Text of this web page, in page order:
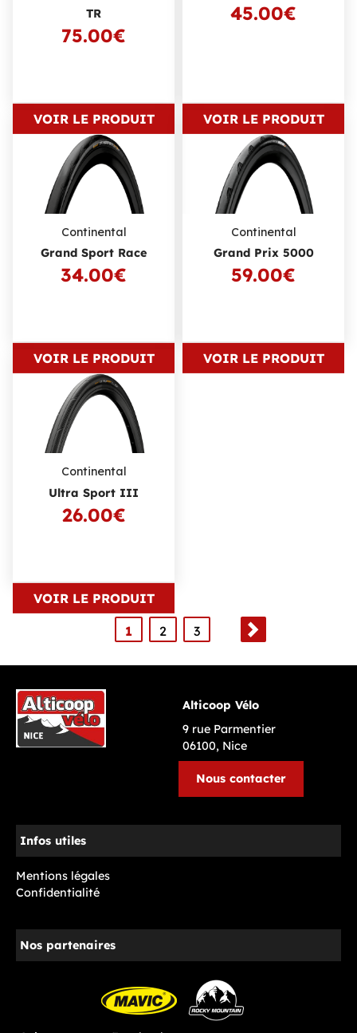
TR
75.00€
VOIR LE PRODUIT
45.00€
VOIR LE PRODUIT
Continental
Grand Sport Race
34.00€
VOIR LE PRODUIT
Continental
Grand Prix 5000
59.00€
VOIR LE PRODUIT
Continental
Ultra Sport III
26.00€
VOIR LE PRODUIT
1 2 3
Alticoop Vélo
9 rue Parmentier
06100, Nice
Nous contacter
Infos utiles
Mentions légales
Confidentialité
Nos partenaires